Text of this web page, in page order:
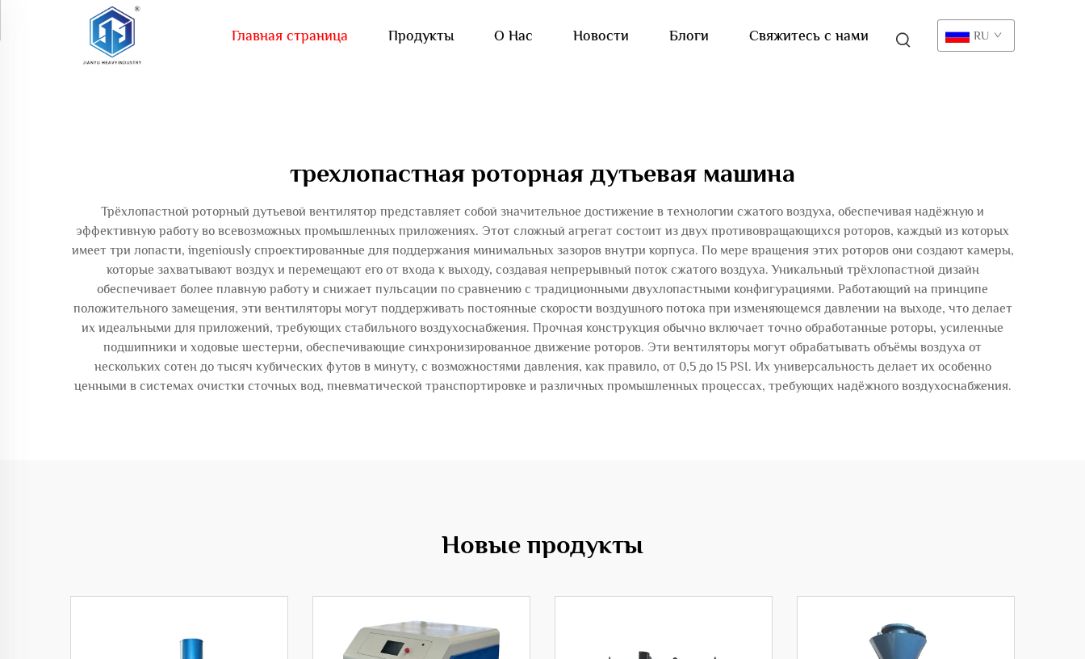
Главная страница Продукты О Нас Новости Блоги Свяжитесь с нами RU
трехлопастная роторная дутьевая машина
Трёхлопастной роторный дутьевой вентилятор представляет собой значительное достижение в технологии сжатого воздуха, обеспечивая надёжную и
эффективную работу во всевозможных промышленных приложениях. Этот сложный агрегат состоит из двух противовращающихся роторов, каждый из которых
имеет три лопасти, ingeniously спроектированные для поддержания минимальных зазоров внутри корпуса. По мере вращения этих роторов они создают камеры,
которые захватывают воздух и перемещают его от входа к выходу, создавая непрерывный поток сжатого воздуха. Уникальный трёхлопастной дизайн
обеспечивает более плавную работу и снижает пульсации по сравнению с традиционными двухлопастными конфигурациями. Работающий на принципе
положительного замещения, эти вентиляторы могут поддерживать постоянные скорости воздушного потока при изменяющемся давлении на выходе, что делает
их идеальными для приложений, требующих стабильного воздухоснабжения. Прочная конструкция обычно включает точно обработанные роторы, усиленные
подшипники и ходовые шестерни, обеспечивающие синхронизированное движение роторов. Эти вентиляторы могут обрабатывать объёмы воздуха от
нескольких сотен до тысяч кубических футов в минуту, с возможностями давления, как правило, от 0,5 до 15 PSI. Их универсальность делает их особенно
ценными в системах очистки сточных вод, пневматической транспортировке и различных промышленных процессах, требующих надёжного воздухоснабжения.
Новые продукты